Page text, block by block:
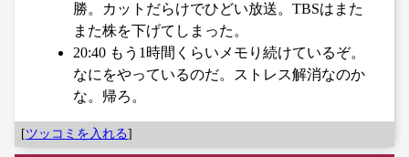
勝。カットだらけでひどい放送。TBSはまた
また株を下げてしまった。
20:40 もう1時間くらいメモり続けているぞ。
なにをやっているのだ。ストレス解消なのか
な。帰ろ。
[ツッコミを入れる]